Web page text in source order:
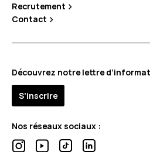
Recrutement
Contact
Découvrez notre lettre
S’inscrire
Nos réseaux sociaux :